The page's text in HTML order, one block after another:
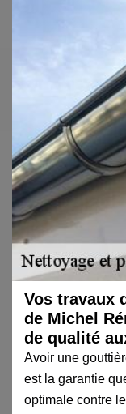
Vos travaux
de Michel
de qualité
Avoir une
est la garantie
optimale contre